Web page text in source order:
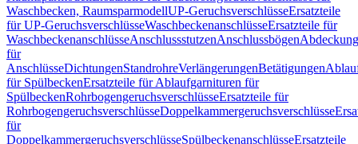
Waschbecken, RaumsparmodellUP-GeruchsverschlüsseErsatzteile
für UP-GeruchsverschlüsseWaschbeckenanschlüsseErsatzteile für
WaschbeckenanschlüsseAnschlussstutzenAnschlussbögen
für
AnschlüsseDichtungenStandrohreVerlängerungenBetätigungen
für SpülbeckenErsatzteile für Ablaufgarnituren für
SpülbeckenRohrbogengeruchsverschlüsseErsatzteile für
RohrbogengeruchsverschlüsseDoppelkammergeruchsverschlüsse
für
DoppelkammergeruchsverschlüsseSpülbeckenanschlüsseErsatzteile